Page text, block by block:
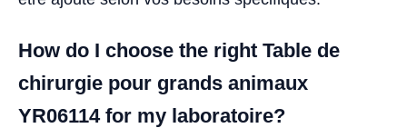
How do I choose the right Table de
chirurgie pour grands animaux
YR06114 for my laboratoire?